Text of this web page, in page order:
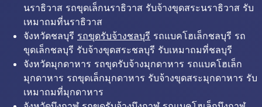
นราธิวาส รถขุดเล็กนราธิวาส รับจ้างขุดสระนราธิวาส รับ
เหมาถมที่นราธิวาส
จังหวัดชลบุรี รถขุดรับจ้างชลบุรี รถแบคโฮเล็กชลบุรี รถ
ขุดเล็กชลบุรี รับจ้างขุดสระชลบุรี รับเหมาถมที่ชลบุรี
จังหวัดมุกดาหาร รถขุดรับจ้างมุกดาหาร รถแบคโฮเล็ก
มุกดาหาร รถขุดเล็กมุกดาหาร รับจ้างขุดสระมุกดาหาร รับ
เหมาถมที่มุกดาหาร